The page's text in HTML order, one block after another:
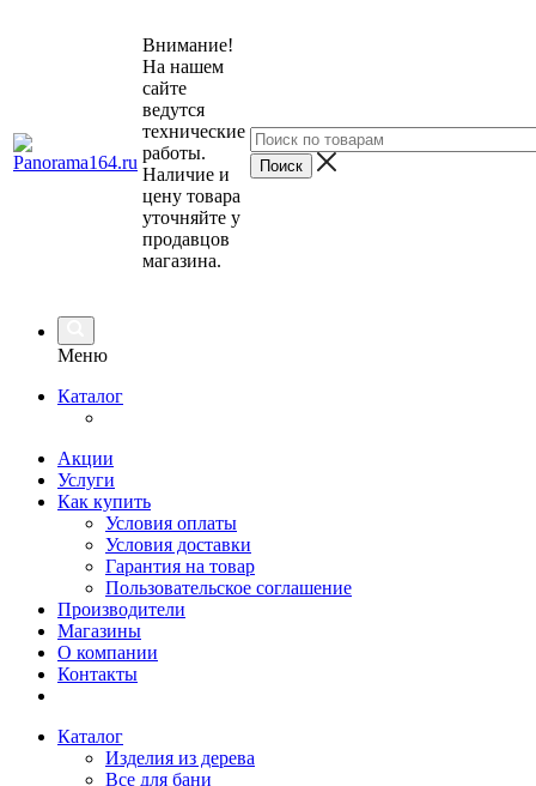
Внимание!
На нашем
сайте
ведутся
технические
работы.
Наличие и
цену товара
уточняйте у
продавцов
магазина.
Меню
Каталог
Акции
Услуги
Как купить
Условия оплаты
Условия доставки
Гарантия на товар
Пользовательское соглашение
Производители
Магазины
О компании
Контакты
Каталог
Изделия из дерева
Все для бани